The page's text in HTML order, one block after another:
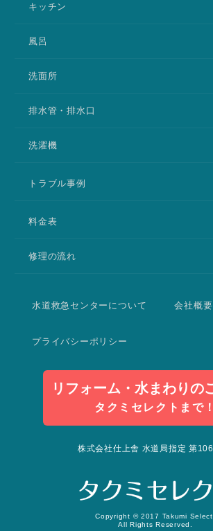
キッチン
風呂
洗面所
排水管・排水口
洗濯機
トラブル事例
料金表
修理の流れ
水道救急センターについて 会社概要
プライバシーポリシー
リフォーム・水まわりの
タクミセレクトまで！
株式会社仕上舎 水道局指定 第
Copyright © 2017 Takumi Select.
All Rights Reserved.